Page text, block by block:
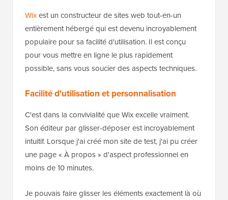
Wixest un constructeur de sites web tout-en-un
entièrement hébergé qui est devenu incroyablement
populaire pour sa facilité d'utilisation. Il est conçu
pour vous mettre en ligne le plus rapidement
possible, sans vous soucier des aspects techniques.
Facilité d'utilisation et personnalisation
C'est dans la convivialité que Wix excelle vraiment.
Son éditeur par glisser-déposer est incroyablement
intuitif. Lorsque j'ai créé mon site de test, j'ai pu créer
une page « À propos » d'aspect professionnel en
moins de 10 minutes.
Je pouvais faire glisser les éléments exactement là où